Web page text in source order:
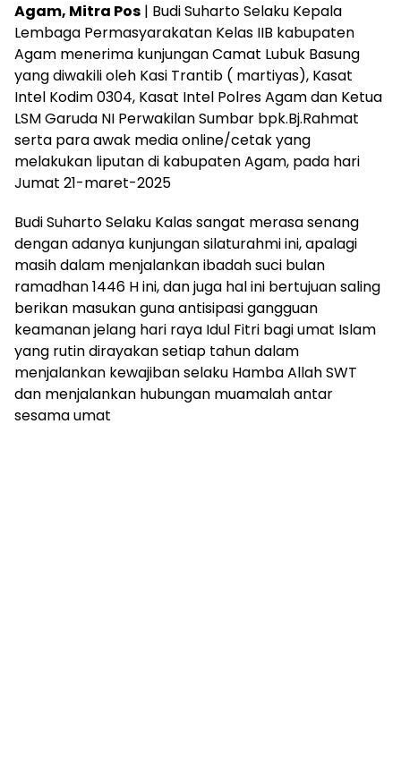
Agam, Mitra Pos | Budi Suharto Selaku Kepala
Lembaga Permasyarakatan Kelas IIB kabupaten
Agam menerima kunjungan Camat Lubuk Basung
yang diwakili oleh Kasi Trantib ( martiyas), Kasat
Intel Kodim 0304, Kasat Intel Polres Agam dan Ketua
LSM Garuda NI Perwakilan Sumbar bpk.Bj.Rahmat
serta para awak media online/cetak yang
melakukan liputan di kabupaten Agam, pada hari
Jumat 21-maret-2025
Budi Suharto Selaku Kalas sangat merasa senang
dengan adanya kunjungan silaturahmi ini, apalagi
masih dalam menjalankan ibadah suci bulan
ramadhan 1446 H ini, dan juga hal ini bertujuan saling
berikan masukan guna antisipasi gangguan
keamanan jelang hari raya Idul Fitri bagi umat Islam
yang rutin dirayakan setiap tahun dalam
menjalankan kewajiban selaku Hamba Allah SWT
dan menjalankan hubungan muamalah antar
sesama umat